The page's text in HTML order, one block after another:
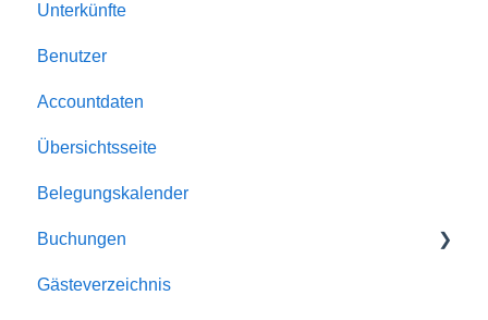
Account
Allgemein
Buchungen
Automatismen
Dokumente
E-Mailversand
Kalender
Unterkünfte
Benutzer
Accountdaten
Übersichtsseite
Belegungskalender
Buchungen
Buchungen
Gästeverzeichnis